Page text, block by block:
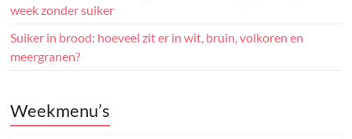
week zonder suiker
Suiker in brood: hoeveel zit er in wit, bruin, volkoren en
meergranen?
Weekmenu’s